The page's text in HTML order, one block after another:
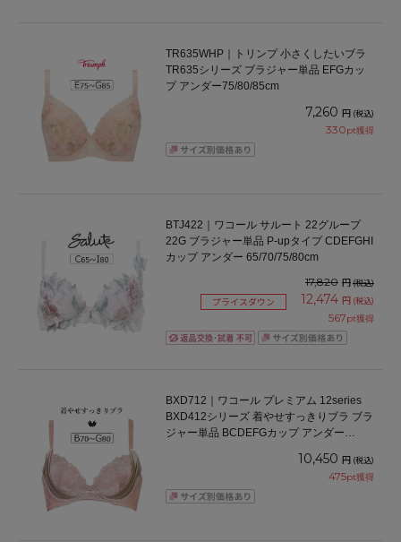
TR635WHP｜トリンプ 小さくしたいブラ
TR635シリーズ ブラジャー単品 EFGカッ
プ アンダー75/80/85cm
7,260 円 (税込)
330pt獲得
BTJ422｜ワコール サルート 22グループ
22G ブラジャー単品 P-upタイプ CDEFGHI
カップ アンダー 65/70/75/80cm
17,820 円(税込)
プライスダウン 12,474 円 (税込)
567pt獲得
BXD712｜ワコール プレミアム 12series
BXD412シリーズ 着やせすっきりブラ ブラ
ジャー単品 BCDEFGカップ アンダー
10,450 円 (税込)
475pt獲得